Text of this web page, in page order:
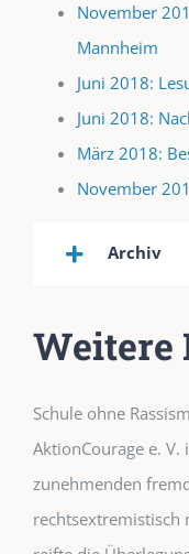
November
Mannheim
Juni 2018:
Juni 2018:
März 2018:
November
Archiv
Weitere
Schule ohne
AktionCourage e.
zunehmenden
rechtsextremistisch